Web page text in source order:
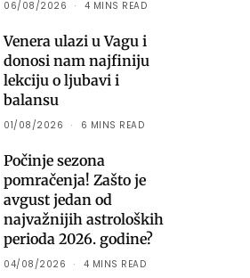
06/08/2026 4 MINS READ
Venera ulazi u Vagu i
donosi nam najfiniju
lekciju o ljubavi i
balansu
01/08/2026 6 MINS READ
Počinje sezona
pomračenja! Zašto je
avgust jedan od
najvažnijih astroloških
perioda 2026. godine?
04/08/2026 4 MINS READ